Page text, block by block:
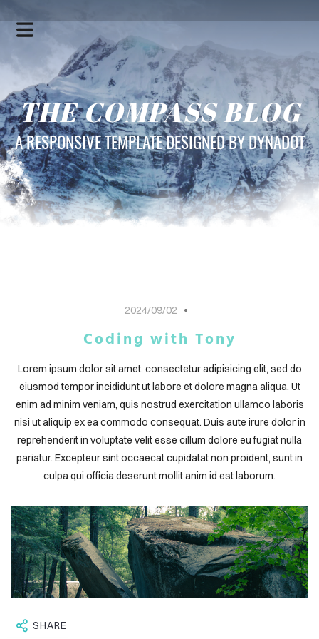
THE COMPASS BLOG
A RESPONSIVE TEMPLATE DESIGNED BY DYNADOT
CONTACT
2024/09/02
Coding with Tony
Lorem ipsum dolor sit amet, consectetur adipisicing elit, sed do
eiusmod tempor incididunt ut labore et dolore magna aliqua. Ut
enim ad minim veniam, quis nostrud exercitation ullamco laboris
nisi ut aliquip ex ea commodo consequat. Duis aute irure dolor in
reprehenderit in voluptate velit esse cillum dolore eu fugiat nulla
pariatur. Excepteur sint occaecat cupidatat non proident, sunt in
culpa qui officia deserunt mollit anim id est laborum.
SHARE